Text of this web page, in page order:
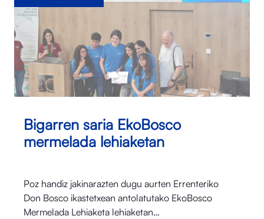
Bigarren saria EkoBosco
mermelada lehiaketan
Poz handiz jakinarazten dugu aurten Errenteriko
Don Bosco ikastetxean antolatutako EkoBosco
Mermelada Lehiaketa lehiaketan…